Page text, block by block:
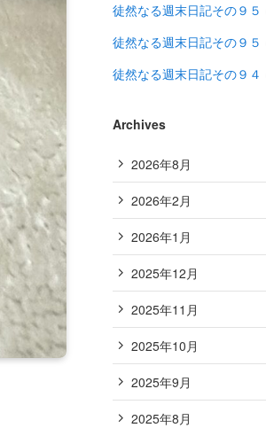
徒然なる週末日記その９５
徒然なる週末日記その９５
徒然なる週末日記その９４
Archives
2026年8月
2026年2月
2026年1月
2025年12月
2025年11月
2025年10月
2025年9月
2025年8月